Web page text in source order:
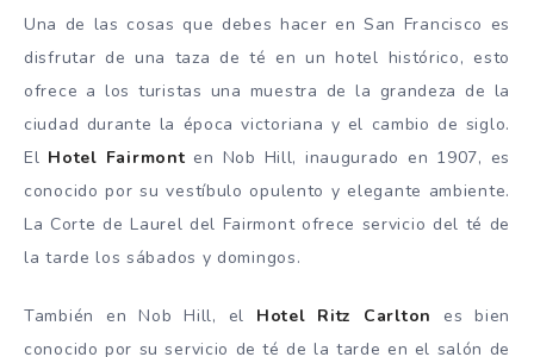
Una de las cosas que debes hacer en San Francisco es
disfrutar de una taza de té en un hotel histórico, esto
ofrece a los turistas una muestra de la grandeza de la
ciudad durante la época victoriana y el cambio de siglo.
El Hotel Fairmont en Nob Hill, inaugurado en 1907, es
conocido por su vestíbulo opulento y elegante ambiente.
La Corte de Laurel del Fairmont ofrece servicio del té de
la tarde los sábados y domingos.
También en Nob Hill, el Hotel Ritz Carlton
es bien
conocido por su servicio de té de la tarde en el salón de